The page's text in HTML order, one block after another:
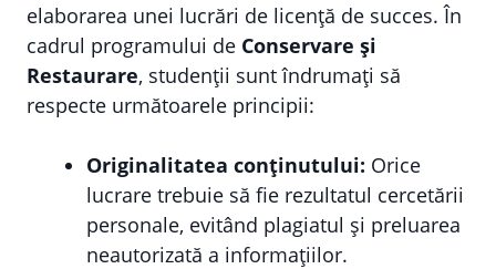
elaborarea unei lucrări de licență de succes. În
cadrul programului de Conservare și
Restaurare, studenții sunt îndrumați să
respecte următoarele principii:
Originalitatea conținutului: Orice
lucrare trebuie să fie rezultatul cercetării
personale, evitând plagiatul și preluarea
neautorizată a informațiilor.